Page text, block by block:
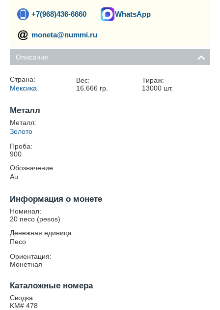
+7(968)436-6660 WhatsApp
moneta@nummi.ru
Описание
Страна:
Мексика
Вес:
16.666 гр.
Тираж:
13000 шт.
Металл
Металл:
Золото
Проба:
900
Обозначение:
Au
Информация о монете
Номинал:
20 песо (pesos)
Денежная единица:
Песо
Ориентация:
Монетная
Каталожные номера
Сводка:
KM# 478